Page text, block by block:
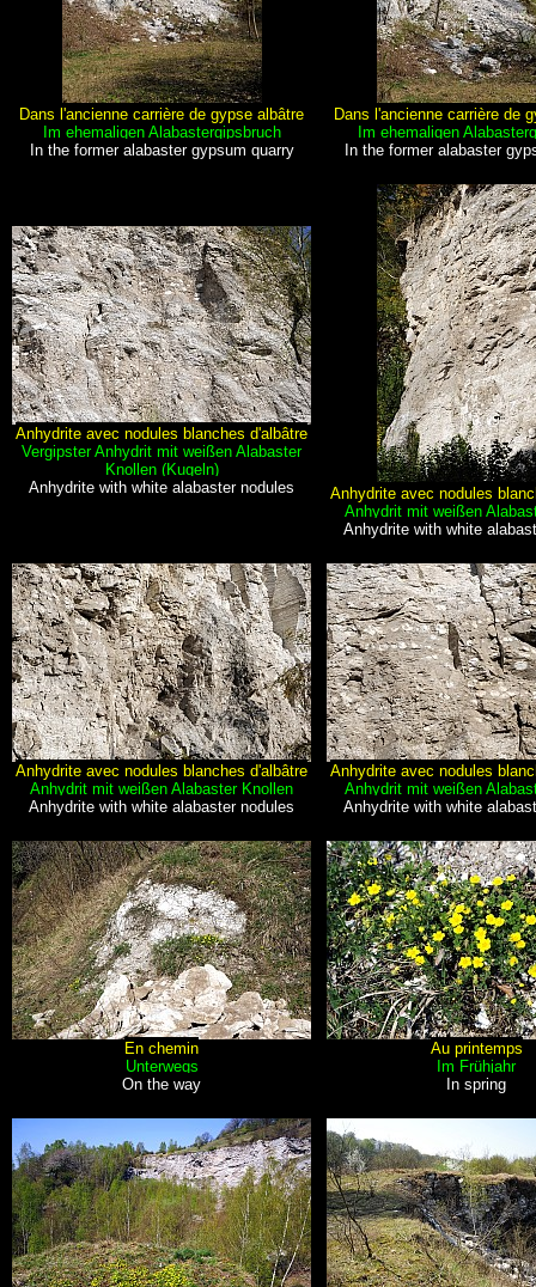
Dans l'ancienne carrière de gypse albâtre
Im ehemaligen Alabastergipsbruch
In the former alabaster gypsum quarry
Dans l'ancienne carrière de
Im ehemaligen
In the former alabaster
Anhydrite avec nodules blanches d'albâtre
Vergipster Anhydrit mit weißen Alabaster
Knollen (Kugeln)
Anhydrite with white alabaster nodules
Anhydrite avec nodules
Anhydrit mit weißen
Anhydrite with white
Anhydrite avec nodules blanches d'albâtre
Anhydrit mit weißen Alabaster Knollen
Anhydrite with white alabaster nodules
Anhydrite avec nodules
Anhydrit mit weißen
Anhydrite with white
En chemin
Unterwegs
On the way
Au printemps
Im Frühjahr
In spring